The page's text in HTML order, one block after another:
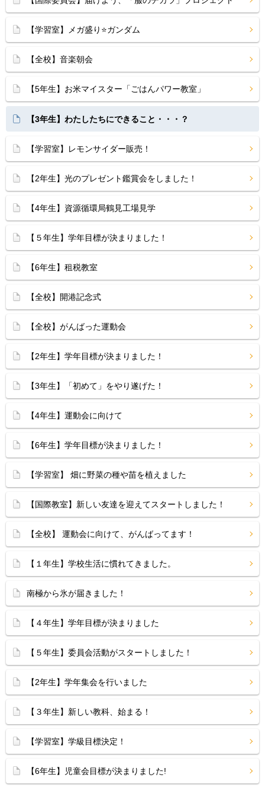
【学習室】メガ盛り⭐️ガンダム
【全校】音楽朝会
【5年生】お米マイスター「ごはんパワー教室」
【3年生】わたしたちにできること・・・？
【学習室】レモンサイダー販売！
【2年生】光のプレゼント鑑賞会をしました！
【4年生】資源循環局鶴見工場見学
【５年生】学年目標が決まりました！
【6年生】租税教室
【全校】開港記念式
【全校】がんばった運動会
【2年生】学年目標が決まりました！
【3年生】「初めて」をやり遂げた！
【4年生】運動会に向けて
【6年生】学年目標が決まりました！
【学習室】 畑に野菜の種や苗を植えました
【国際教室】新しい友達を迎えてスタートしました！
【全校】 運動会に向けて、がんばってます！
【１年生】学校生活に慣れてきました。
南極から氷が届きました！
【４年生】学年目標が決まりました
【５年生】委員会活動がスタートしました！
【2年生】学年集会を行いました
【３年生】新しい教科、始まる！
【学習室】学級目標決定！
【6年生】児童会目標が決まりました!